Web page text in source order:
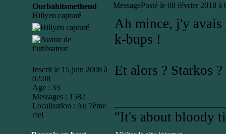
Ourbahitsmetheud
Hillyen capturé
Inscrit le 15 juin 2008 à
02:08
Age : 33
Messages : 1582
Localisation : Au 7ème
ciel
MessagePosté le 08 février 2018 à
Ah mince, j'y avais
k-bups !
Et alors ? Starkos ?
"It's about bloody